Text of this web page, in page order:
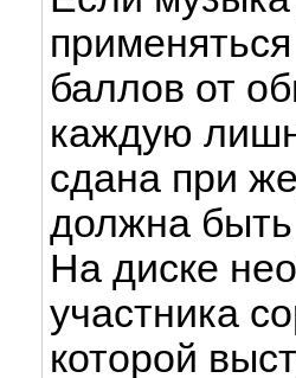
баллов от
каждую
сдана при
должна
На диске
участника
которой